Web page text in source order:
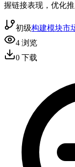
握链接表现，优化
初级构建模块市
4 浏览
0 下载